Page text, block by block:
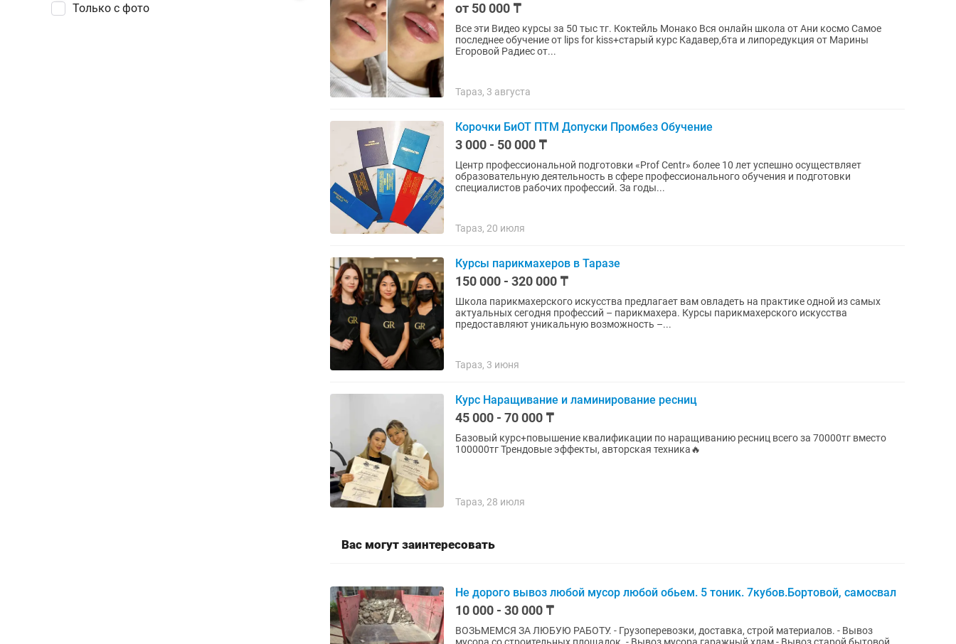
Только с фото от 50 000 ₸
Все эти Видео курсы за 50 тыс тг. Коктейль Монако Вся онлайн школа от Ани космо Самое
последнее обучение от lips for kiss+старый курс Кадавер,бта и липоредукция от Марины
Егоровой Радиес от...
Тараз, 3 августа
Корочки БиОТ ПТМ Допуски Промбез Обучение
3 000 - 50 000 ₸
Центр профессиональной подготовки «Prof Centr» более 10 лет успешно осуществляет
образовательную деятельность в сфере профессионального обучения и подготовки
специалистов рабочих профессий. За годы...
Тараз, 20 июля
Курсы парикмахеров в Таразе
150 000 - 320 000 ₸
Школа парикмахерского искусства предлагает вам овладеть на практике одной из самых
актуальных сегодня профессий – парикмахера. Курсы парикмахерского искусства
предоставляют уникальную возможность –...
Тараз, 3 июня
Курс Наращивание и ламинирование ресниц
45 000 - 70 000 ₸
Базовый курс+повышение квалификации по наращиванию ресниц всего за 70000тг вместо
100000тг Трендовые эффекты, авторская техника🔥
Тараз, 28 июля
Вас могут заинтересовать
Не дорого вывоз любой мусор любой обьем. 5 тоник. 7кубов.Бортовой, самосвал
10 000 - 30 000 ₸
ВОЗЬМЕМСЯ ЗА ЛЮБУЮ РАБОТУ. - Грузоперевозки, доставка, строй материалов. - Вывоз